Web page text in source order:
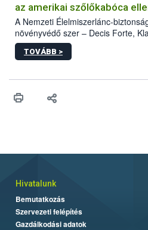
az amerikai szőlőkabóca
A Nemzeti Élelmiszerlánc-
növényvédő szer – Decis Forte,
engedélyokiratát módosította, így
egészen a vesszőérettség (BBCH
érésű szőlőkben is legyen
felhasználók számára is elérhető
TOVÁBB >
Hivatalunk
Bemutatkozás
Szervezeti felépítés
Gazdálkodási adatok